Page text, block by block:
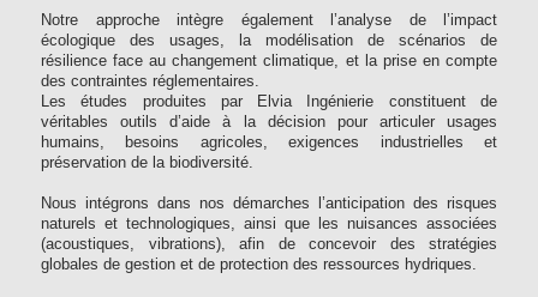
Notre approche intègre également l’analyse de l’impact
écologique des usages, la modélisation de scénarios de
résilience face au changement climatique, et la prise en compte
des contraintes réglementaires.
Les études produites par Elvia Ingénierie constituent de
véritables outils d’aide à la décision pour articuler usages
humains, besoins agricoles, exigences industrielles et
préservation de la biodiversité.
Nous intégrons dans nos démarches l’anticipation des risques
naturels et technologiques, ainsi que les nuisances associées
(acoustiques, vibrations), afin de concevoir des stratégies
globales de gestion et de protection des ressources hydriques.